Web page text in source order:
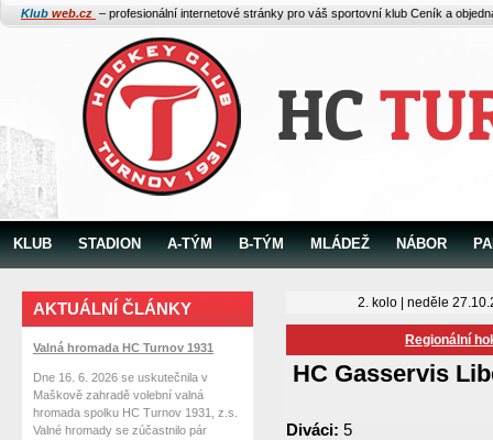
Klub web.cz – profesionální internetové stránky pro váš sportovní klub Ceník a
KLUB STADION A-TÝM B-TÝM MLÁDEŽ NÁBOR
2. kolo | neděle
Regionální
HC Gasservis
Diváci: 5
AKTUÁLNÍ ČLÁNKY
Valná hromada HC Turnov 1931
Dne 16. 6. 2026 se uskutečnila v
Maškově zahradě volební valná
hromada spolku HC Turnov 1931, z.s.
Valné hromady se zúčastnilo pár